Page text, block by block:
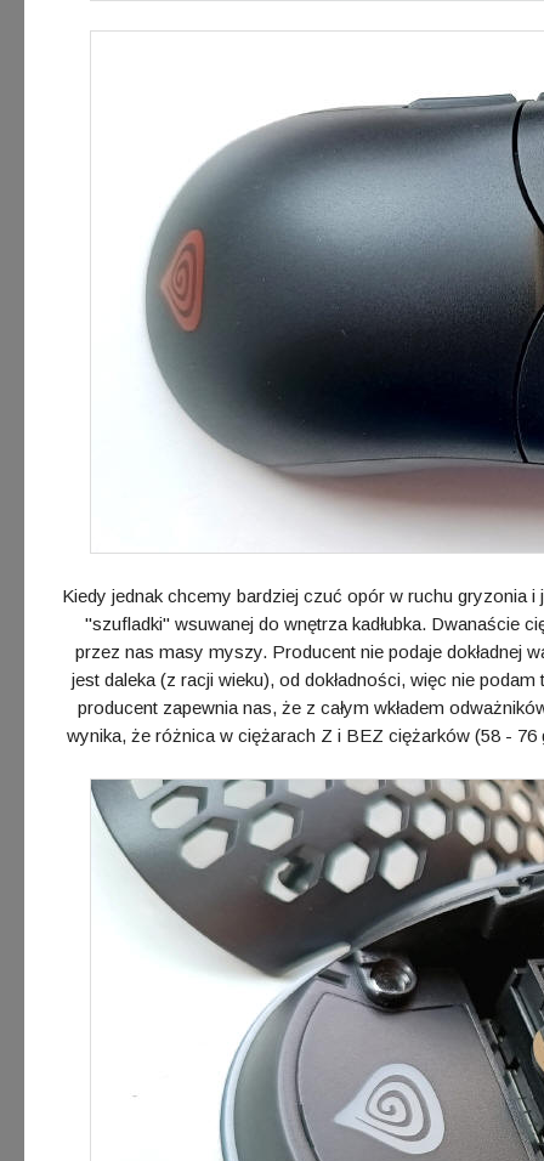
Kiedy jednak chcemy bardziej czuć opór w ruchu gryzonia
"szufladki" wsuwanej do wnętrza kadłubka. Dwanaście
przez nas masy myszy. Producent nie podaje dokładnej
jest daleka (z racji wieku), od dokładności, więc nie
producent zapewnia nas, że z całym wkładem
wynika, że różnica w ciężarach Z i BEZ ciężarków (58 -